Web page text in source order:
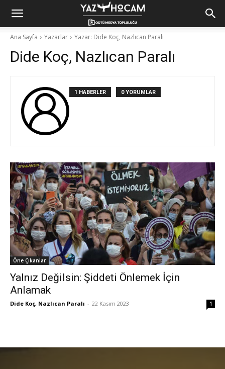
Yaz
Hocam!
Ana Sayfa Yazarlar Yazar: Dide Koç, Nazlıcan Paralı
Dide Koç, Nazlıcan Paralı
1 HABERLER 0 YORUMLAR
Öne Çıkanlar
Yalnız Değilsin: Şiddeti Önlemek İçin
Anlamak
Dide Koç, Nazlıcan Paralı - 22 Kasım 2023 1